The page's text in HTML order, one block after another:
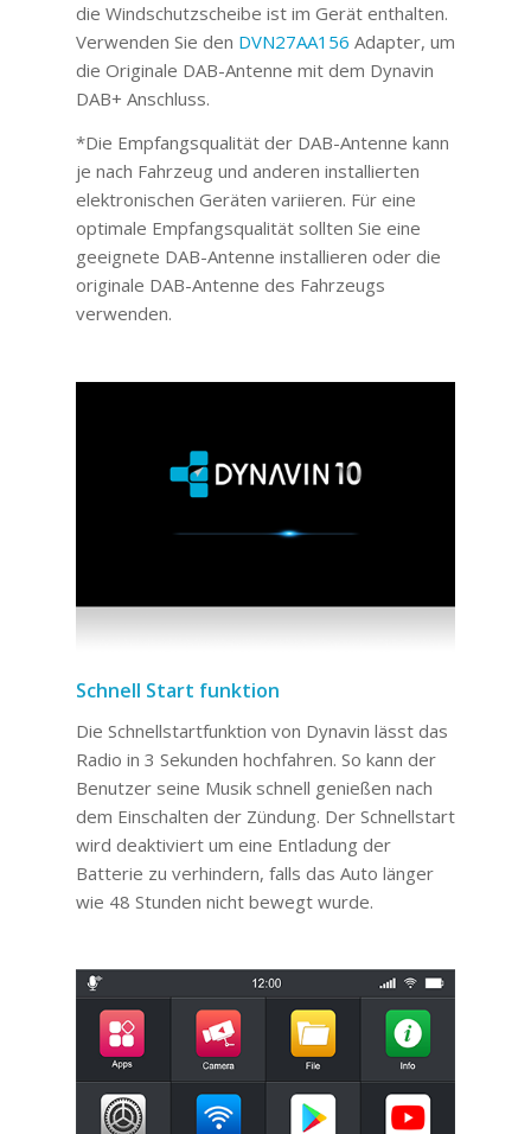
die Windschutzscheibe ist im Gerät enthalten.
Verwenden Sie den DVN27AA156 Adapter, um
die Originale DAB-Antenne mit dem Dynavin
DAB+ Anschluss.
*Die Empfangsqualität der DAB-Antenne kann
je nach Fahrzeug und anderen installierten
elektronischen Geräten variieren. Für eine
optimale Empfangsqualität sollten Sie eine
geeignete DAB-Antenne installieren oder die
originale DAB-Antenne des Fahrzeugs
verwenden.
Schnell Start funktion
Die Schnellstartfunktion von Dynavin lässt das
Radio in 3 Sekunden hochfahren. So kann der
Benutzer seine Musik schnell genießen nach
dem Einschalten der Zündung. Der Schnellstart
wird deaktiviert um eine Entladung der
Batterie zu verhindern, falls das Auto länger
wie 48 Stunden nicht bewegt wurde.